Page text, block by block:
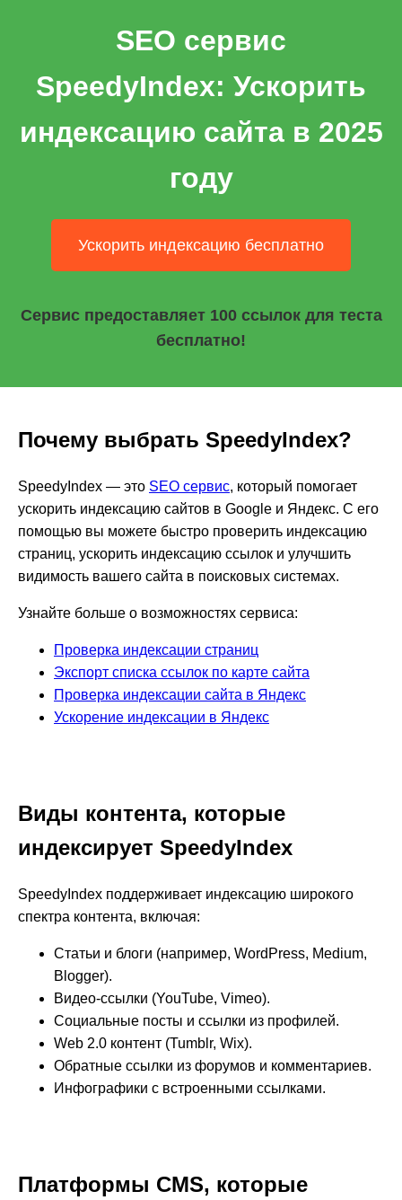
SEO сервис
SpeedyIndex: Ускорить
индексацию сайта в 2025
году
Ускорить индексацию бесплатно
Сервис предоставляет 100 ссылок для теста
бесплатно!
Почему выбрать SpeedyIndex?
SpeedyIndex — это SEO сервис, который помогает
ускорить индексацию сайтов в Google и Яндекс. С его
помощью вы можете быстро проверить индексацию
страниц, ускорить индексацию ссылок и улучшить
видимость вашего сайта в поисковых системах.
Узнайте больше о возможностях сервиса:
Проверка индексации страниц
Экспорт списка ссылок по карте сайта
Проверка индексации сайта в Яндекс
Ускорение индексации в Яндекс
Виды контента, которые
индексирует SpeedyIndex
SpeedyIndex поддерживает индексацию широкого
спектра контента, включая:
Статьи и блоги (например, WordPress, Medium,
Blogger).
Видео-ссылки (YouTube, Vimeo).
Социальные посты и ссылки из профилей.
Web 2.0 контент (Tumblr, Wix).
Обратные ссылки из форумов и комментариев.
Инфографики с встроенными ссылками.
Платформы CMS, которые